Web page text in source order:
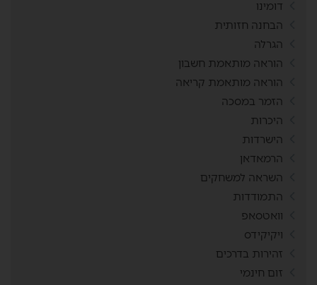
דומינו
הבחנה חזותית
הגרלה
הוראה מותאמת חשבון
הוראה מותאמת קריאה
הזמר במסכה
היכרות
הישרדות
הרמאדאן
השראה למשחקים
התמודדות
וואטסאפ
ויקיקידס
זהירות בדרכים
זום חינמי